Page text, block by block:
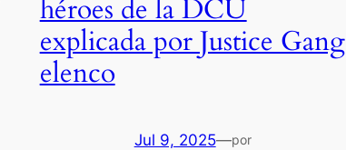
héroes de la DCU
explicada por Justice Gang
elenco
Jul 9, 2025—por